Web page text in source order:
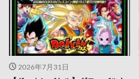
2026年7月31日